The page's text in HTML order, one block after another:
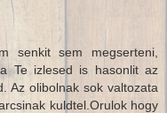
senkit sem megserteni,
Te izlesed is hasonlit az
Az olibolnak sok valtozata
kuldtel.Orulok hogy